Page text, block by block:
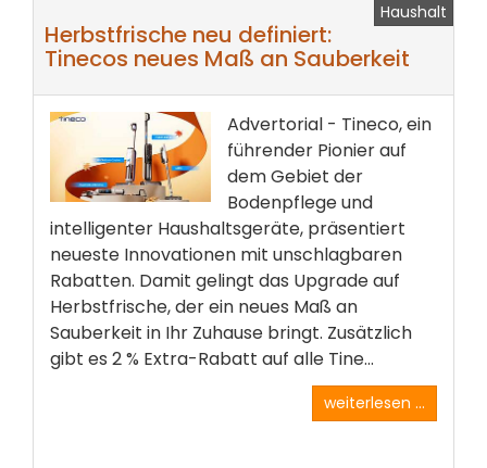
Haushalt
Herbstfrische neu definiert:
Tinecos neues Maß an Sauberkeit
Advertorial - Tineco, ein
führender Pionier auf
dem Gebiet der
Bodenpflege und
intelligenter Haushaltsgeräte, präsentiert
neueste Innovationen mit unschlagbaren
Rabatten. Damit gelingt das Upgrade auf
Herbstfrische, der ein neues Maß an
Sauberkeit in Ihr Zuhause bringt. Zusätzlich
gibt es 2 % Extra-Rabatt auf alle Tine...
weiterlesen ...